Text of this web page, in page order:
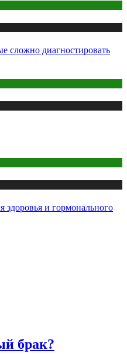
сложно диагностировать
здоровья и гормонального
брак?